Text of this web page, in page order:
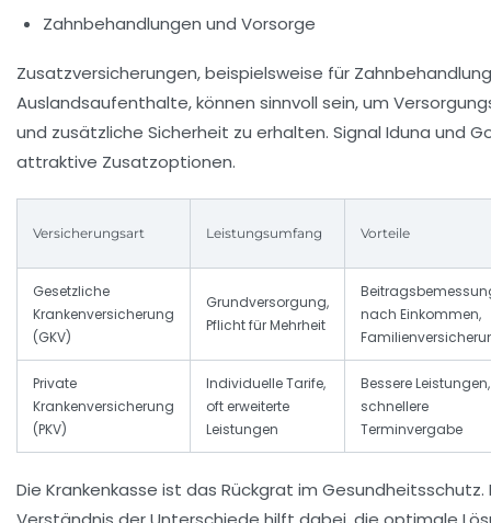
Zahnbehandlungen und Vorsorge
Zusatzversicherungen, beispielsweise für
Auslandsaufenthalte, können sinnvoll sein, um
und zusätzliche Sicherheit zu erhalten. Signal Iduna und
attraktive Zusatzoptionen.
Versicherungsart Leistungsumfang Vorteile
Gesetzliche
Krankenversicherung
(GKV)
Grundversorgung,
Pflicht für Mehrheit
nach Einkommen,
Private
Krankenversicherung
(PKV)
Individuelle Tarife,
oft erweiterte
Leistungen
Bessere Leistungen,
schnellere
Terminvergabe
Die Krankenkasse ist das Rückgrat im Gesundheitsschutz.